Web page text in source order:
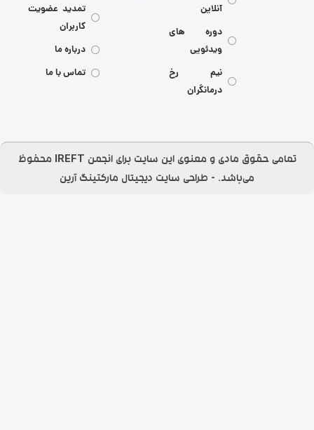
دوره های
ویدئویی
نیم رخ
درمانگران
تمدید عضویت
درباره ما
تماس با ما
تمامی حقوق مادی و معنوی این سایت برای انجمن IREFT محفوظ
می‌باشد.​ - طراحی سایتدیجیتال مارکتینگ آرین